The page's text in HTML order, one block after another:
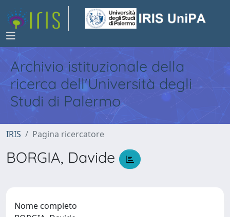
Archivio istituzionale della
ricerca dell'Università degli
Studi di Palermo
IRIS Pagina ricercatore
BORGIA, Davide
Nome completo